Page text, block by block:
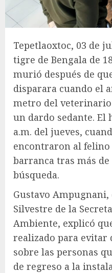
Tepetlaoxtoc, 03 de
tigre de Bengala de
murió después de
disparara cuando el
metro del
un dardo sedante. El
a.m. del jueves,
encontraron al
barranca tras más
búsqueda.
Gustavo
Silvestre de la
Ambiente, explicó
realizado para evitar
sobre las personas
de regreso a la